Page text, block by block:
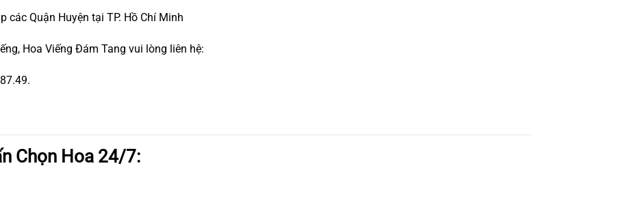
các Quận Huyện tại TP. Hồ Chí Minh
Hoa Viếng Đám Tang vui lòng liên hệ:
Chọn Hoa 24/7: